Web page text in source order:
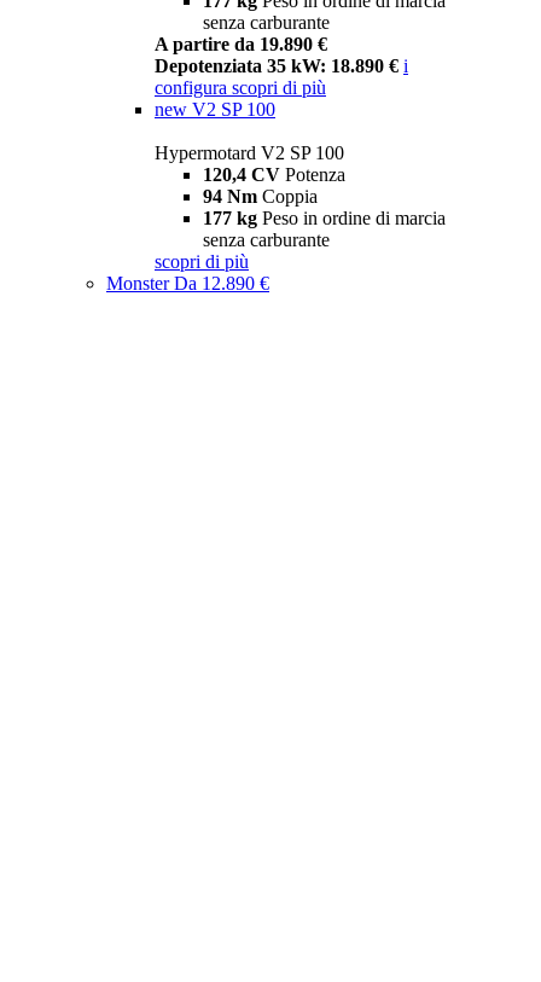
senza carburante
A partire da 19.890 €
Depotenziata 35 kW: 18.890 € i
configura scopri di più
new V2 SP 100
Hypermotard V2 SP 100
120,4 CV Potenza
94 Nm Coppia
177 kg Peso in ordine di marcia
senza carburante
scopri di più
MonsterDa 12.890 €